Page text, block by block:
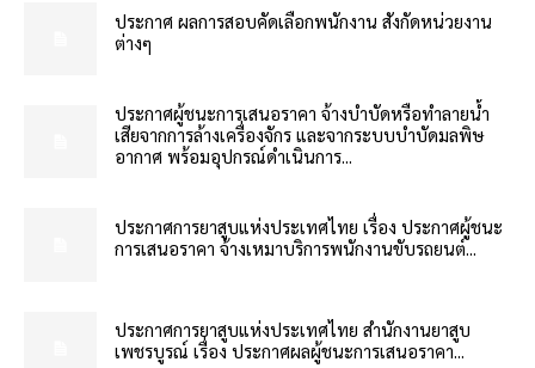
ประกาศ ผลการสอบคัดเลือกพนักงาน สังกัดหน่วยงาน
ต่างๆ
ประกาศผู้ชนะการเสนอราคา จ้างบำบัดหรือทำลายน้ำ
เสียจากการล้างเครื่องจักร และจากระบบบำบัดมลพิษ
อากาศ พร้อมอุปกรณ์ดำเนินการ...
ประกาศการยาสูบแห่งประเทศไทย เรื่อง ประกาศผู้ชนะ
การเสนอราคา จ้างเหมาบริการพนักงานขับรถยนต์...
ประกาศการยาสูบแห่งประเทศไทย สำนักงานยาสูบ
เพชรบูรณ์ เรื่อง ประกาศผลผู้ชนะการเสนอราคา...